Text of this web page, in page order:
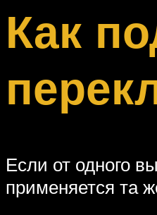
Как
Если от одного
применяется та